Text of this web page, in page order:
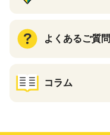
よくあるご質問
コラム